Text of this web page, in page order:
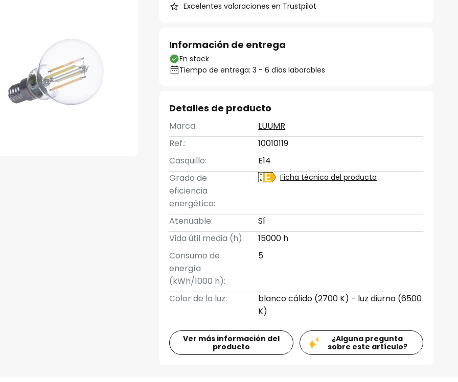
Excelentes valoraciones en Trustpilot
Información de entrega
En stock
Tiempo de entrega: 3 - 6 días laborables
Detalles de producto
Marca
LUUMR
Ref.:
10010119
Casquillo:
E14
Grado de
eficiencia
energética:
Ficha técnica del producto
Atenuable:
Sí
Vida útil media (h):
15000 h
Consumo de
energía
(kWh/1000 h):
5
Color de la luz:
blanco cálido (2700 K) - luz diurna (6500
K)
Ver más información del
producto
¿Alguna pregunta
sobre este artículo?